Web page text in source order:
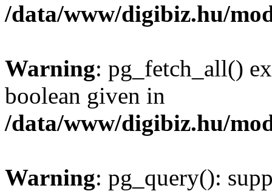
/data/www/digibiz.hu/
Warning: pg_fetch_all()
boolean given in
/data/www/digibiz.hu/
Warning: pg_query():